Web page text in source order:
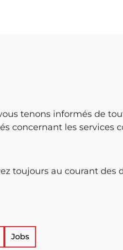
tenons informés de
concernant les services
toujours au courant des
Jobs